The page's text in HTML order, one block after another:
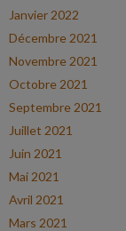
Janvier 2022
Décembre 2021
Novembre 2021
Octobre 2021
Septembre 2021
Juillet 2021
Juin 2021
Mai 2021
Avril 2021
Mars 2021